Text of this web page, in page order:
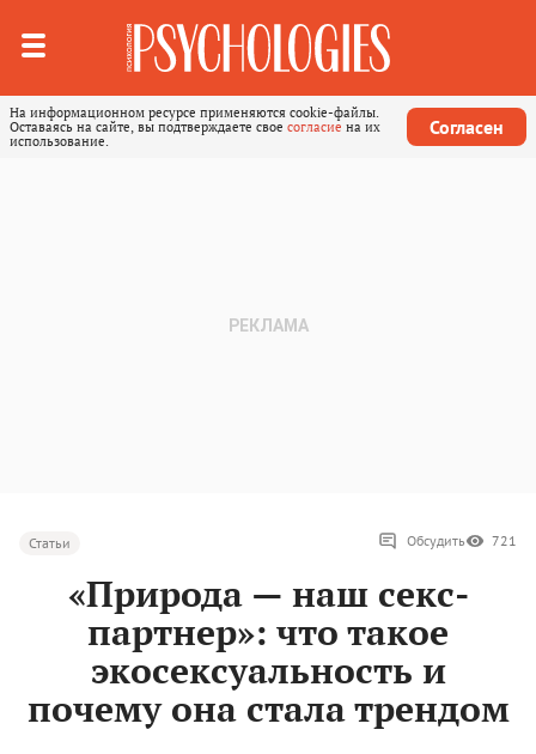
На информационном ресурсе применяются cookie-файлы.
Оставаясь на сайте, вы подтверждаете свое согласие на их
использование.
Согласен
Статьи Обсудить 721
«Природа — наш секс-
партнер»: что такое
экосексуальность и
почему она стала трендом